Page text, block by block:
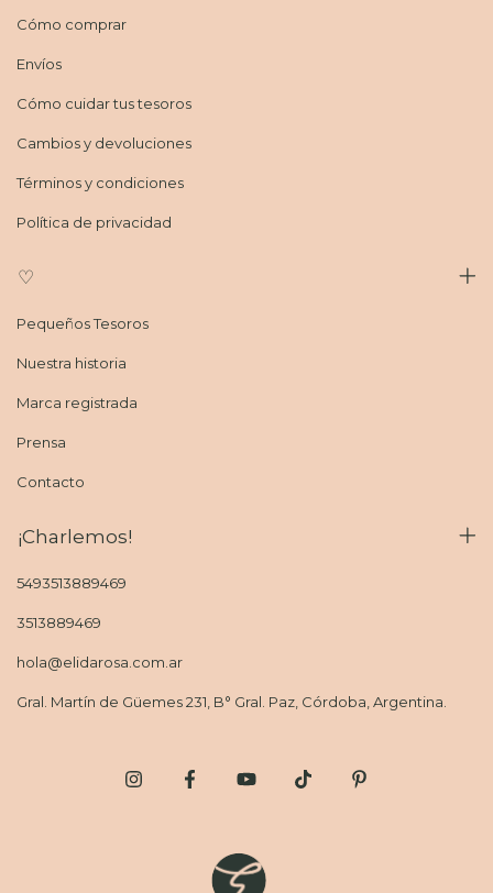
Cómo comprar
Envíos
Cómo cuidar tus tesoros
Cambios y devoluciones
Términos y condiciones
Política de privacidad
♡
Pequeños Tesoros
Nuestra historia
Marca registrada
Prensa
Contacto
¡Charlemos!
5493513889469
3513889469
hola@elidarosa.com.ar
Gral. Martín de Güemes 231, B° Gral. Paz, Córdoba, Argentina.